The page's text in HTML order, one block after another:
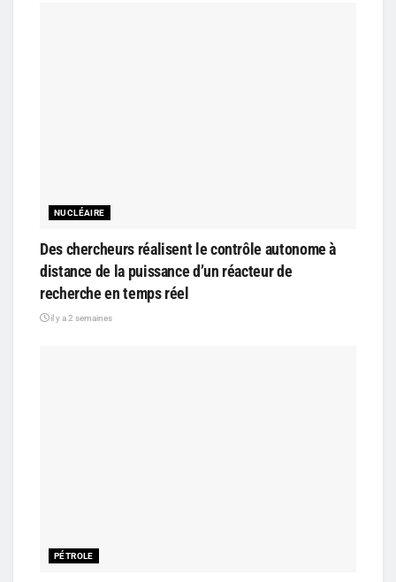
NUCLÉAIRE
Des chercheurs réalisent le contrôle autonome à
distance de la puissance d’un réacteur de
recherche en temps réel
il y a 2 semaines
PÉTROLE